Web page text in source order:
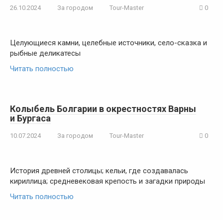
26.10.2024 За городом Tour-Master 0
Целующиеся камни, целебные источники, село-сказка и
рыбные деликатесы
Читать полностью
Колыбель Болгарии в окрестностях Варны
и Бургаса
10.07.2024 За городом Tour-Master 0
История древней столицы; кельи, где создавалась
кириллица; средневековая крепость и загадки природы
Читать полностью